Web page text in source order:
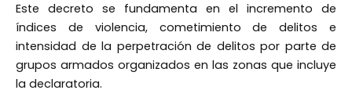
Este decreto se fundamenta en el incremento de
índices de violencia, cometimiento de delitos e
intensidad de la perpetración de delitos por parte de
grupos armados organizados en las zonas que incluye
la declaratoria.